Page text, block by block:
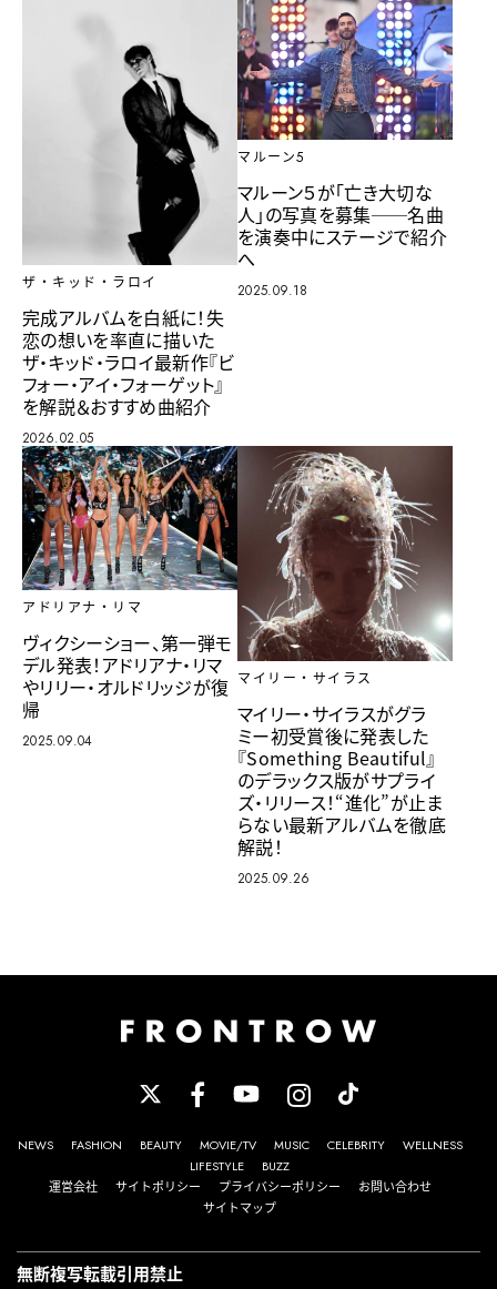
ザ・キッド・ラロイ
完成アルバムを白紙に！失
恋の想いを率直に描いた
ザ・キッド・ラロイ最新作『ビ
フォー・アイ・フォーゲット』
を解説＆おすすめ曲紹介
2026.02.05
マルーン5
マルーン５が「亡き大切な
人」の写真を募集──名曲
を演奏中にステージで紹介
へ
2025.09.18
アドリアナ・リマ
ヴィクシーショー、第一弾モ
デル発表！アドリアナ・リマ
やリリー・オルドリッジが復
帰
2025.09.04
マイリー・サイラス
マイリー・サイラスがグラ
ミー初受賞後に発表した
『Something Beautiful』
のデラックス版がサプライ
ズ・リリース！“進化”が止ま
らない最新アルバムを徹底
解説！
2025.09.26
NEWS FASHION BEAUTY MOVIE/TV MUSIC CELEBRITY
WELLNESS
LIFESTYLE
BUZZ
運営会社
サイトポリシー プライバシーポリシー
お問い合わせ
サイトマップ
無断複写転載引用禁止